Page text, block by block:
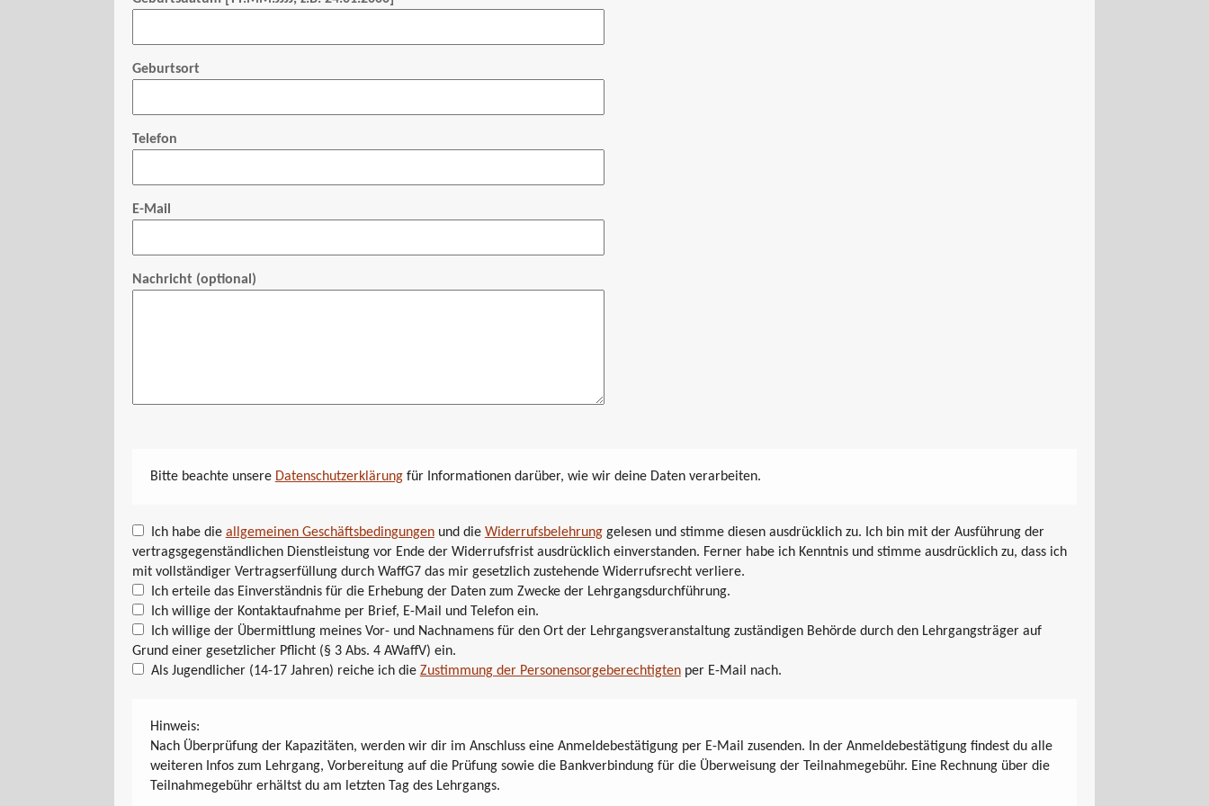
Geburtsort
Telefon
E-Mail
Nachricht (optional)
Bitte beachte unsere Datenschutzerklärungfür Informationen darüber, wie wir deine Daten verarbeiten.
Ich habe die allgemeinen Geschäftsbedingungenund die Widerrufsbelehrunggelesen und stimme diesen ausdrücklich zu. Ich bin mit der Ausführung der
vertragsgegenständlichen Dienstleistung vor Ende der Widerrufsfrist ausdrücklich einverstanden. Ferner habe ich Kenntnis und stimme ausdrücklich zu, dass ich
mit vollständiger Vertragserfüllung durch WaffG7 das mir gesetzlich zustehende Widerrufsrecht verliere.
Ich erteile das Einverständnis für die Erhebung der Daten zum Zwecke der Lehrgangsdurchführung.
Ich willige der Kontaktaufnahme per Brief, E-Mail und Telefon ein.
Ich willige der Übermittlung meines Vor- und Nachnamens für den Ort der Lehrgangsveranstaltung zuständigen Behörde durch den Lehrgangsträger auf
Grund einer gesetzlicher Pflicht (§ 3 Abs. 4 AWaffV) ein.
Als Jugendlicher (14-17 Jahren) reiche ich die Zustimmung der Personensorgeberechtigtenper E-Mail nach.
Hinweis:
Nach Überprüfung der Kapazitäten, werden wir dir im Anschluss eine Anmeldebestätigung per E-Mail zusenden. In der Anmeldebestätigung findest du alle
weiteren Infos zum Lehrgang, Vorbereitung auf die Prüfung sowie die Bankverbindung für die Überweisung der Teilnahmegebühr. Eine Rechnung über die
Teilnahmegebühr erhältst du am letzten Tag des Lehrgangs.